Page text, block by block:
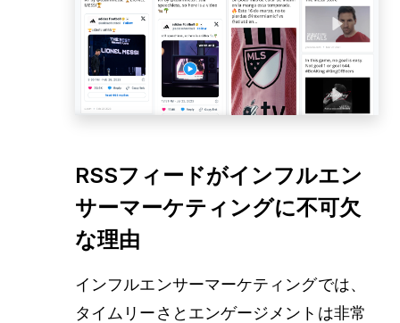
RSSフィードがインフルエン
サーマーケティングに不可欠
な理由
インフルエンサーマーケティングでは、
タイムリーさとエンゲージメントは非常